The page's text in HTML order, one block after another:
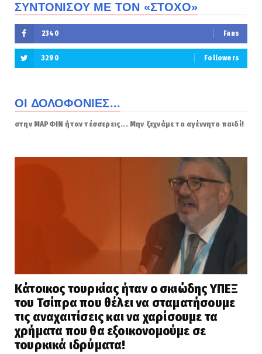
ΣΥΝΤΟΝΙΣΟΥ ΜΕ ΤΟΝ «ΣΤΟΧΟ»
2340 Fans
3290 Followers
ΟΙ ΔΟΛΟΦΟΝΙΕΣ...
στην ΜΑΡΦΙΝ ήταν τέσσερεις... Μην ξεχνάμε το αγέννητο παιδί!
Κάτοικος τουρκίας ήταν ο σκιώδης ΥΠΕΞ
του Τσίπρα που θέλει να σταματήσουμε
τις αναχαιτίσεις και να χαρίσουμε τα
χρήματα που θα εξοικονομούμε σε
τουρκικά ιδρύματα!